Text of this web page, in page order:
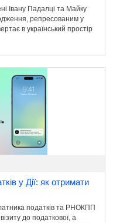
Івану Падалці та Майку
репресованим у
в український простір
у Дії: як отримати
податків та РНОКПП
до податкової, а